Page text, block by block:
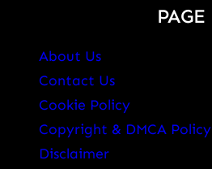
PAGE
About Us
Contact Us
Cookie Policy
Copyright & DMCA Policy
Disclaimer